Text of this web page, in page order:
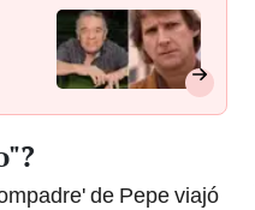
de Pepe viajó